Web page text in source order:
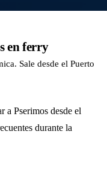
en ferry
Sale desde el Puerto
a Pserimos desde el
durante la